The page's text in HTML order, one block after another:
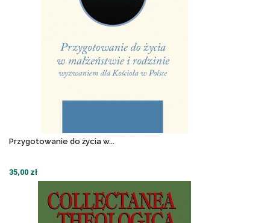
Przygotowanie do życia w...
35,00 zł